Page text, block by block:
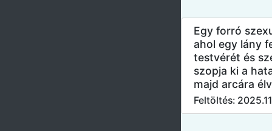
Egy forró
ahol egy lány
testvérét és
szopja ki a
majd arcára
Feltöltés: